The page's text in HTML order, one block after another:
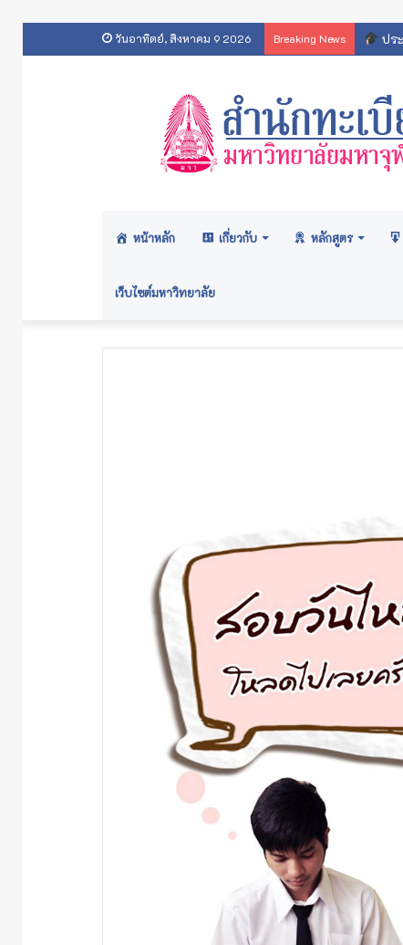
วันอาทิตย์, สิงหาคม 9 2026 Breaking News ปร
หน้าหลัก เกี่ยวกับ หลักสูตร
เว็บไซต์มหาวิทยาลัย